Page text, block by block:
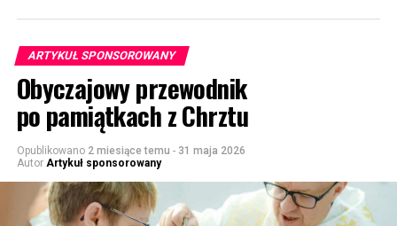
ARTYKUŁ SPONSOROWANY
Obyczajowy przewodnik
po pamiątkach z Chrztu
Opublikowano 2 miesiące temu - 31 maja 2026
Autor Artykuł sponsorowany